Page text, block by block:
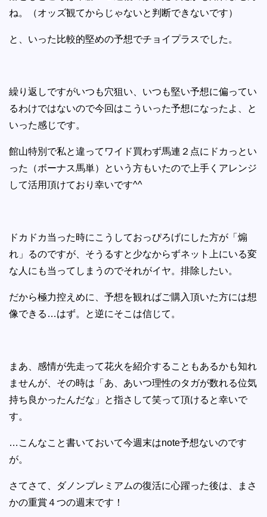
ね。（オッズ観てからじゃないと判断できないです）
と、いった比較的堅めの予想でチョイプラスでした。
繰り返しですがいつも穴狙い、いつも堅い予想に偏ってい
るわけではないので今回はこういった予想になったよ、と
いった感じです。
館山特別で私と違ってワイド買わず馬連２点にドカっとい
った（ボーナス馬単）という方もいたので上手くアレンジ
して活用頂けており幸いです^^
ドカドカ当った時にこうしておっぴろげにした方が「煽
れ」るのですが、そうるすと少なからずネット上にいる変
な人にも当ってしまうのでそれがイヤ。排除したい。
だから極力控えめに、予想を観ればご購入頂いた方には想
像できる…はず。と逆にそこは信じて。
まあ、感情が先走って花火を紹介することもあるかも知れ
ませんが、その時は「あ、あいつ理性のタガが数れる位気
持ち良かったんだな」と指さして笑って頂けると幸いで
す。
…こんなこと書いておいて今週末はnote予想ないのです
が。
さてさて、ダノンプレミアムの復活に心躍った後は、まさ
かの重賞４つの週末です！